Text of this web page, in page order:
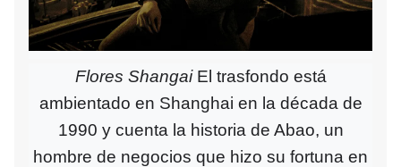
Flores Shangai El trasfondo está
ambientado en Shanghai en la década de
1990 y cuenta la historia de Abao, un
hombre de negocios que hizo su fortuna en